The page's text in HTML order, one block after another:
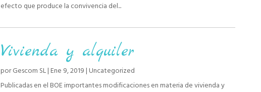
efecto que produce la convivencia del...
Vivienda y alquiler
porGescom SL| Ene 9, 2019 | Uncategorized
Publicadas en el BOE importantes modificaciones en materia de vivienda y